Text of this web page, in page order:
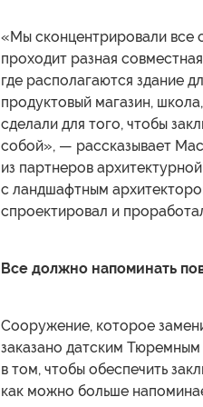
«Мы сконцентрировали все
проходит разная
где располагаются здание
продуктовый магазин,
сделали для того, чтобы
собой», — рассказывает
из партнеров
с ландшафтным
спроектировал и
Все должно напоминать
Сооружение, которое
заказано датским
в том, чтобы обеспечить
как можно больше